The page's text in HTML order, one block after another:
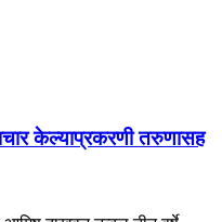
केल्याप्रकरणी तरुणासह